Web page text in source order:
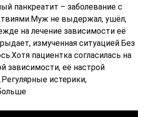
панкреатит – заболевание с
не выдержал, ушёл,
на лечение зависимости её
измученная ситуацией.Без
пациентка согласилась на
зависимости, её настрой
истерики,